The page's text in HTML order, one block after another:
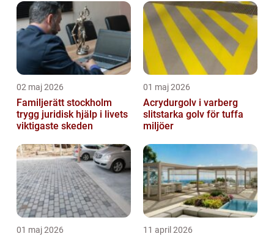
inomhusklimat
02 maj 2026
Familjerätt stockholm
trygg juridisk hjälp i livets
viktigaste skeden
01 maj 2026
Acrydurgolv i varberg
slitstarka golv för tuffa
miljöer
01 maj 2026 11 april 2026